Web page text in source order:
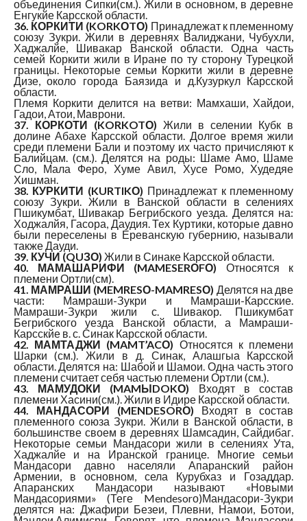
объединения Сипки(см.). Жили в основном, в деревне
Енгукйе Карсской области.
36. КОРКИТИ (KORKОTО) Принадлежат к племенному
союзу Зукри. Жили в деревнях Валиджани, Чубухли,
Хаджалйе, Шивакар Ванской области. Одна часть
семей Коркити жили в Иране по ту сторону Турецкой
границы. Некоторые семьи Коркити жили в деревне
Дизе, около города Баязида и д.Кузуркул Карсской
области.
Племя Коркити делится на ветви: Мамхаши, Хайдои,
Гадои, Атои, Маврони.
37. КОРКОТИ (KORKOTО) Жили в селении Кубк в
долине Абахе Карсской области. Долгое время жили
среди племени Бали и поэтому их часто причисляют к
Балийцам. (см.). Делятся на роды: Шаме Амо, Шаме
Сло, Мала Феро, Хуме Авил, Хусе Ромо, Худедяе
Хишман.
38. КУРКИТИ (KURTIKО) Принадлежат к племенному
союзу Зукри. Жили в Ванской области в селениях
Пшикумбат, Шивакар Бегрибского уезда. Делятся на:
Ходжалйя, Гасора, Даудия. Тех Куртики, которые давно
были переселены в Ереванскую губернию, называли
также Дауди.
39. КУЧИ (QUЗО) Жили в Синаке Карсской области.
40. МАМАШАРИФИ (MAMESERОFО) Относятся к
племени Ортли(см).
41. МАМРАШИ (MEMRESО-MAMRESО) Делятся на две
части: Мамраши-Зукри и Мамраши-Карсские.
Мамраши-Зукри жили с. Шивакор. Пшикумбат
Бегрибского уезда Ванской области, а Мамраши-
Карсскйе в. с. Синак Карсской области.
42. МАМТАДЖИ (MAMT’ACО) Относятся к племени
Шарки (см.). Жили в д. Синак, Алашгыа Карсской
области. Делятся на: Шабой и Шамои. Одна часть этого
племени считает себя частью племени Ортли (см.).
43. МАМУДОКИ (MAMЫDOKО) Входят в состав
племени Хасини(см.). Жили в Идире Карсской области.
44. МАНДАСОРИ (MENDESORО) Входят в состав
племенного союза Зукри. Жили в Ванской области, в
большинстве своем в деревнях Шамсадин, Сайдибаг.
Некоторые семьи Мандасори жили в селениях Ута,
Хаджалйе и на Иранской границе. Многие семьи
Мандасори давно населяли Апаранский район
Армении, в основном, села Курубхаз и Гозаддар.
Апаранских Мандасори называют «Новыми
Мандасориями» (Теге Mendesorо)Мандасори-Зукри
делятся на: Джафири Безеи, Плевни, Намои, Ботои,